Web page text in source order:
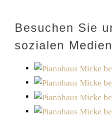
Besuchen Sie
sozialen Medien